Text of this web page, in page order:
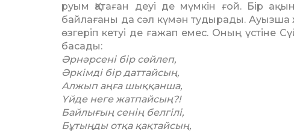
руым Қа­таған деуі де мүмкін ғой. Бір
байлағаны да сәл күмән тудырады. Ауызша
өзгеріп кетуі де ғажап емес. Оның үстіне
басады:
Әрнәрсені бір сөйлеп,
Әркімді бір даттайсың,
Алжып аңға шыққанша,
Үйде неге жатпайсың?!
Байлығың сенің белгілі,
Бұтыңды отқа қақтайсың,